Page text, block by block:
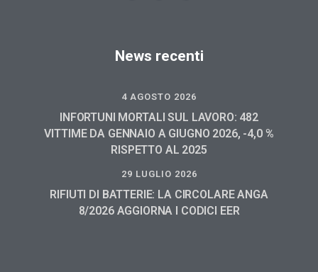
News recenti
4 AGOSTO 2026
INFORTUNI MORTALI SUL LAVORO: 482
VITTIME DA GENNAIO A GIUGNO 2026, -4,0 %
RISPETTO AL 2025
29 LUGLIO 2026
RIFIUTI DI BATTERIE: LA CIRCOLARE ANGA
8/2026 AGGIORNA I CODICI EER